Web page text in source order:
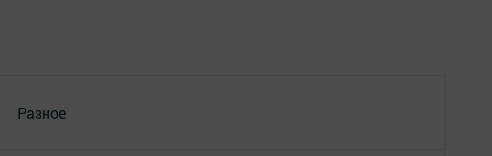
Разное